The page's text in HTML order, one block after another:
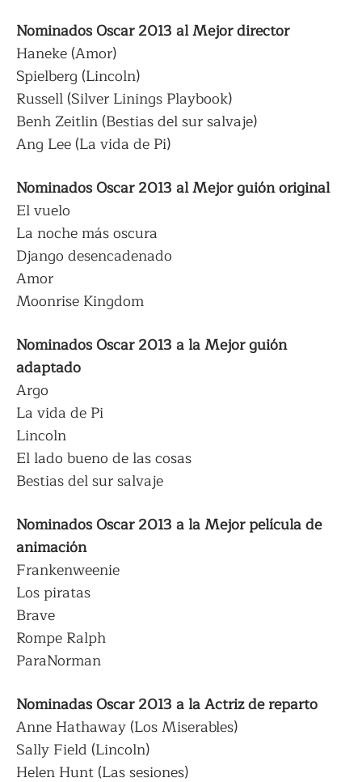
Nominados Oscar 2013 al Mejor director
Haneke (Amor)
Spielberg (Lincoln)
Russell (Silver Linings Playbook)
Benh Zeitlin (Bestias del sur salvaje)
Ang Lee (La vida de Pi)
Nominados Oscar 2013 al Mejor guión original
El vuelo
La noche más oscura
Django desencadenado
Amor
Moonrise Kingdom
Nominados Oscar 2013 a la Mejor guión
adaptado
Argo
La vida de Pi
Lincoln
El lado bueno de las cosas
Bestias del sur salvaje
Nominados Oscar 2013 a la Mejor película de
animación
Frankenweenie
Los piratas
Brave
Rompe Ralph
ParaNorman
Nominadas Oscar 2013 a la Actriz de reparto
Anne Hathaway (Los Miserables)
Sally Field (Lincoln)
Helen Hunt (Las sesiones)